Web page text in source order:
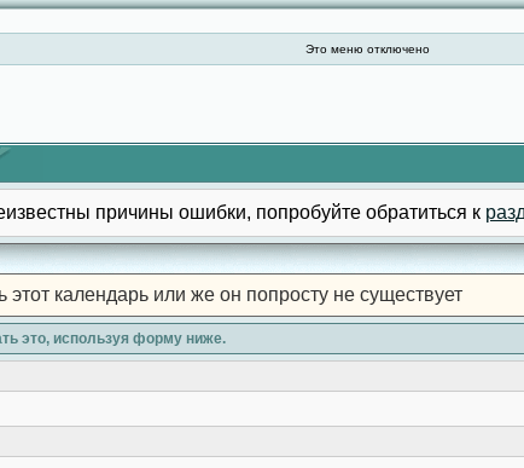
Это меню отключено
причины ошибки, попробуйте обратиться к
календарь или же он попросту не существует
это, используя форму ниже.